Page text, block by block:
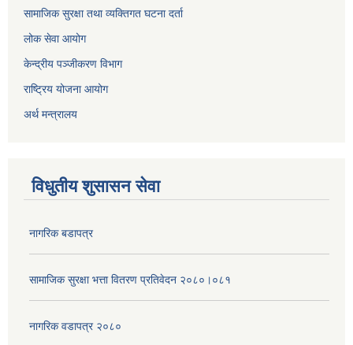
सामाजिक सुरक्षा तथा व्यक्तिगत घटना दर्ता
लोक सेवा आयोग
केन्द्रीय पञ्जीकरण विभाग
राष्ट्रिय योजना आयोग
अर्थ मन्त्रालय
विधुतीय शुसासन सेवा
नागरिक बडापत्र
सामाजिक सुरक्षा भत्ता वितरण प्रतिवेदन २०८०।०८१
नागरिक वडापत्र २०८०